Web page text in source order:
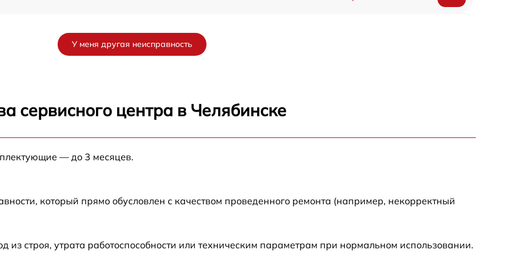
от 60 мин
У меня другая неисправность
сервисного центра в Челябинске
— до 3 месяцев.
который прямо обусловлен с качеством проведенного ремонта (например, некорректный
строя, утрата работоспособности или техническим параметрам при нормальном использовании.